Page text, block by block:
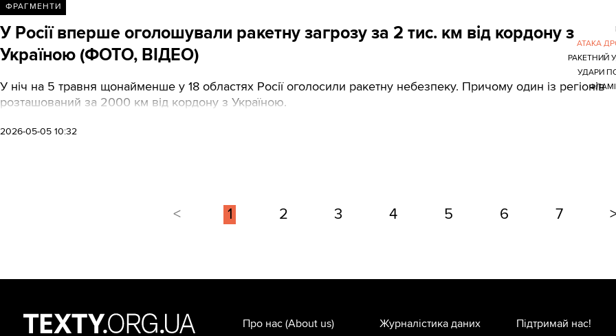
ФРАГМЕНТИ
У Росії вперше оголошували ракетну загрозу за 2 тис. км від кордону з
Україною (ФОТО, ВІДЕО)
У ніч на 5 травня щонайменше у 18 областях Росії оголосили ракетну небезпеку. Причому один із регіонів
розташований за 2000 км від кордону з Україною.
2026-05-05 10:32
АТАКА
РАКЕТНИЙ
УДАРИ
< 1 2 3 4 5 6 7
Про нас (About us)
Журналістика даних
Підтримай нас!